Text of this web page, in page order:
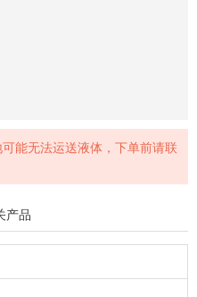
能无法运送液体，下单前请联
产品